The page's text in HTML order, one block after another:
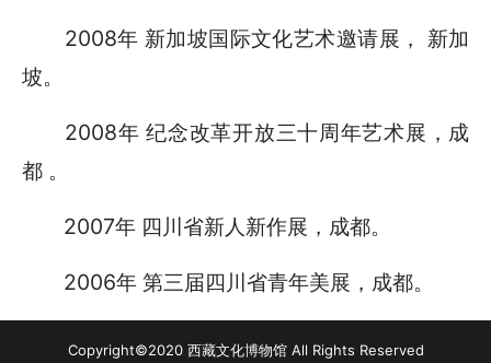
2008年 新加坡国际文化艺术邀请展， 新加
坡。
2008年 纪念改革开放三十周年艺术展，成
都 。
2007年 四川省新人新作展，成都。
2006年 第三届四川省青年美展，成都。
Copyright©2020 西藏文化博物馆 All Rights Reserved